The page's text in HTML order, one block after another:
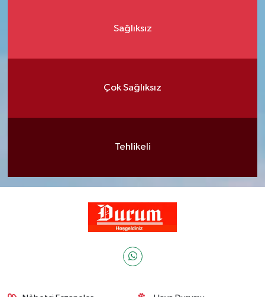
Sağlıksız
Çok Sağlıksız
Tehlikeli